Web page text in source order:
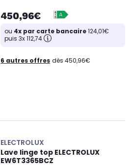
450,96€
ou 4x par carte bancaire124,01€
puis 3x 112,74
6 autres offres dès 450,96€
ELECTROLUX
Lave linge top ELECTROLUX
EW6T3365BCZ